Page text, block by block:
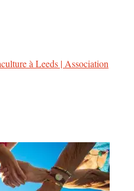
à Leeds | Association